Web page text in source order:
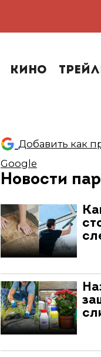
Кино
Добавить как
Google
Новости